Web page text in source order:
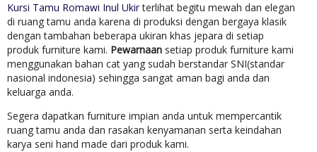
Kursi Tamu Romawi Inul Ukirterlihat begitu mewah dan elegan
di ruang tamu anda karena di produksi dengan bergaya klasik
dengan tambahan beberapa ukiran khas jepara di setiap
produk furniture kami. Pewarnaan setiap produk furniture kami
menggunakan bahan cat yang sudah berstandar SNI(standar
nasional indonesia) sehingga sangat aman bagi anda dan
keluarga anda.
Segera dapatkan furniture impian anda untuk mempercantik
ruang tamu anda dan rasakan kenyamanan serta keindahan
karya seni hand made dari produk kami.